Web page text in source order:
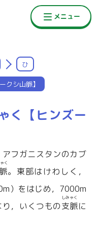
ひ
クシ山脈】
く【ヒンズー
フガニスタンのカブ
く
。東部はけわしく，
）をはじめ，7000m
，いくつもの支脈
しみゃく
に